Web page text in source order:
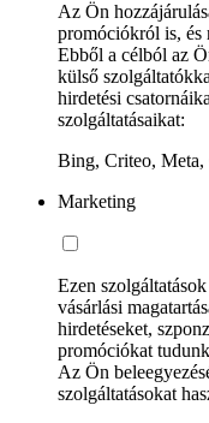
Az Ön
promóciókról is, és
Ebből a célból az
külső
hirdetési
szolgáltatásaikat:
Bing, Criteo,
Marketing
Ezen
vásárlási
hirdetéseket,
promóciókat
Az Ön
szolgáltatásokat